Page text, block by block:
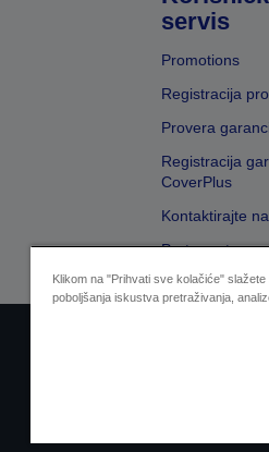
servis
Promotions
Registracija
Provera
Registracija
CoverPlus
Kontaktirajte
Pretraga
Klikom na "Prihvati sve kolačiće"
poboljšanja iskustva pretraživanja,